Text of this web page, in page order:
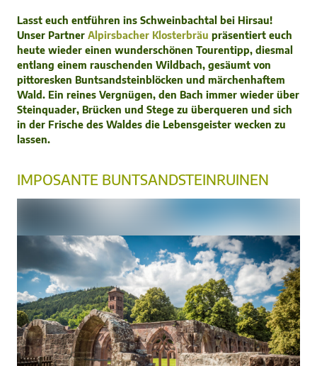
Lasst euch entführen ins Schweinbachtal bei Hirsau!
Unser Partner Alpirsbacher Klosterbräu präsentiert euch
heute wieder einen wunderschönen Tourentipp, diesmal
entlang einem rauschenden Wildbach, gesäumt von
pittoresken Buntsandsteinblöcken und märchenhaftem
Wald. Ein reines Vergnügen, den Bach immer wieder über
Steinquader, Brücken und Stege zu überqueren und sich
in der Frische des Waldes die Lebensgeister wecken zu
lassen.
IMPOSANTE BUNTSANDSTEINRUINEN